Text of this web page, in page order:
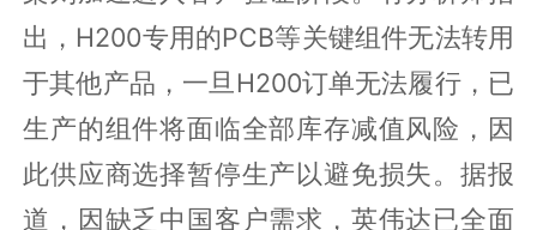
出，H200专用的PCB等关键组件无法转用
于其他产品，一旦H200订单无法履行，已
生产的组件将面临全部库存减值风险，因
此供应商选择暂停生产以避免损失。据报
道，因缺乏中国客户需求，英伟达已全面